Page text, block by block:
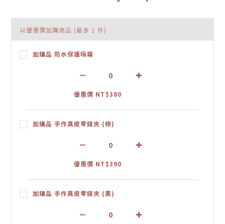
以優惠價加購商品 (最多 1 件)
加購品 防水保護噴霧
優惠價 NT$380
加購品 手作真皮零錢夾 (棕)
優惠價 NT$390
加購品 手作真皮零錢夾 (黑)